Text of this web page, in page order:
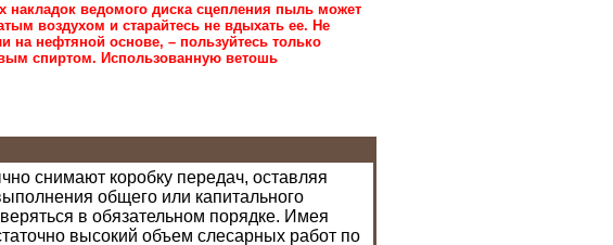
ведомого диска сцепления пыль может
воздухом и старайтесь не вдыхать ее. Не
на нефтяной основе, – пользуйтесь только
спиртом. Использованную ветошь
снимают коробку передач, оставляя
общего или капитального
в обязательном порядке. Имея
высокий объем слесарных работ по